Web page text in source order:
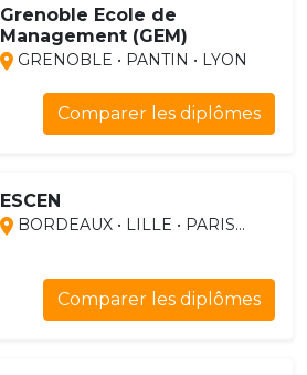
Grenoble Ecole de
Management (GEM)
GRENOBLE • PANTIN • LYON
Comparer les diplômes
ESCEN
BORDEAUX • LILLE • PARIS...
Comparer les diplômes